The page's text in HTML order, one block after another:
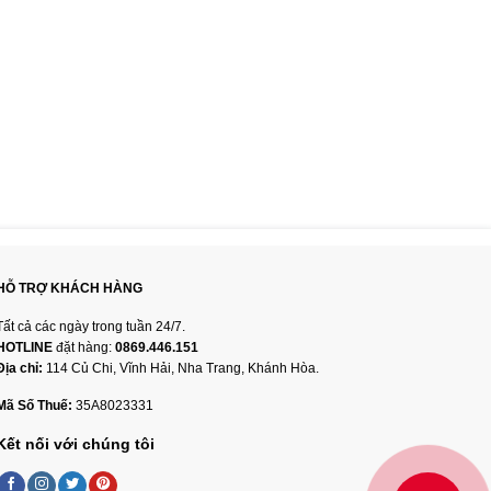
TRỢ KHÁCH HÀNG
cả các ngày trong tuần 24/7.
đặt hàng: 0869.446.151
chỉ: 114 Củ Chi, Vĩnh Hải, Nha Trang, Khánh Hòa.
Số Thuế: 35A8023331
nối với chúng tôi